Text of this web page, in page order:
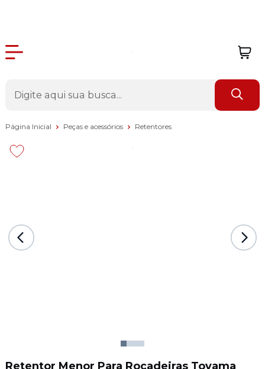
Página Inicial Peças e acessórios Retentores
Retentor Menor Para Roçadeiras Toyama